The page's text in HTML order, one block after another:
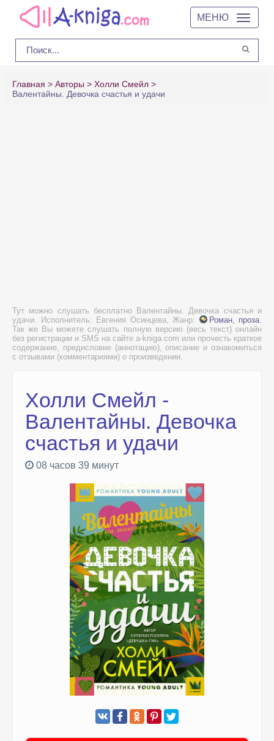
МЕНЮ
Главная Авторы
Холли Смейл
Валентайны. Девочка счастья и удачи
Тут можно слушать бесплатно Валентайны. Девочка счастья и
удачи. Исполнитель: Евгения Осинцева, Жанр:
Роман, проза.
Так же Вы можете слушать полную версию (весь текст) онлайн
без регистрации и SMS на сайте a-kniga.com или прочесть краткое
содержание, предисловие (аннотацию), описание и ознакомиться
с отзывами (комментариями) о произведении.
Холли Смейл -
Валентайны. Девочка
счастья и удачи
08 часов 39 минут